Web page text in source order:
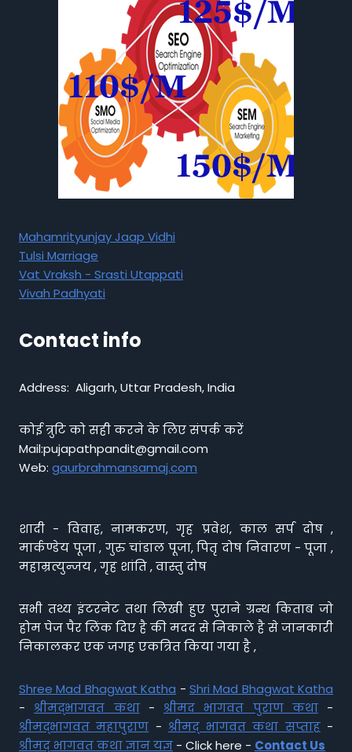
Mahamrityunjay Jaap Vidhi
Tulsi Marriage
Vat Vraksh - Srasti Utappati
Vivah Padhyati
Contact info
Address: Aligarh, Uttar Pradesh, India
कोई त्रुटि को सही करने के लिए संपर्क करें
Mail:pujapathpandit@gmail.com
Web: gaurbrahmansamaj.com
शादी - विवाह, नामकरण, गृह प्रवेश, काल सर्प दोष ,
मार्कण्डेय पूजा , गुरु चांडाल पूजा, पितृ दोष निवारण - पूजा ,
महाम्रत्युन्जय , गृह शांति , वास्तु दोष
सभी तथ्य इंटरनेट तथा लिखी हुए पुराने ग्रन्थ किताब जो
होम पेज पैर लिंक दिए है की मदद से निकाले है से जानकारी
निकालकर एक जगह एकत्रित किया गया है ,
Shree Mad Bhagwat Katha - Shri Mad Bhagwat Katha
- श्रीमद्भागवत कथा- श्रीमद भागवत पुराण कथा-
श्रीमद्भागवत महापुराण - श्रीमद् भागवत कथा सप्ताह-
श्रीमद् भागवत कथा ज्ञान यज्ञ - Click here - Contact Us